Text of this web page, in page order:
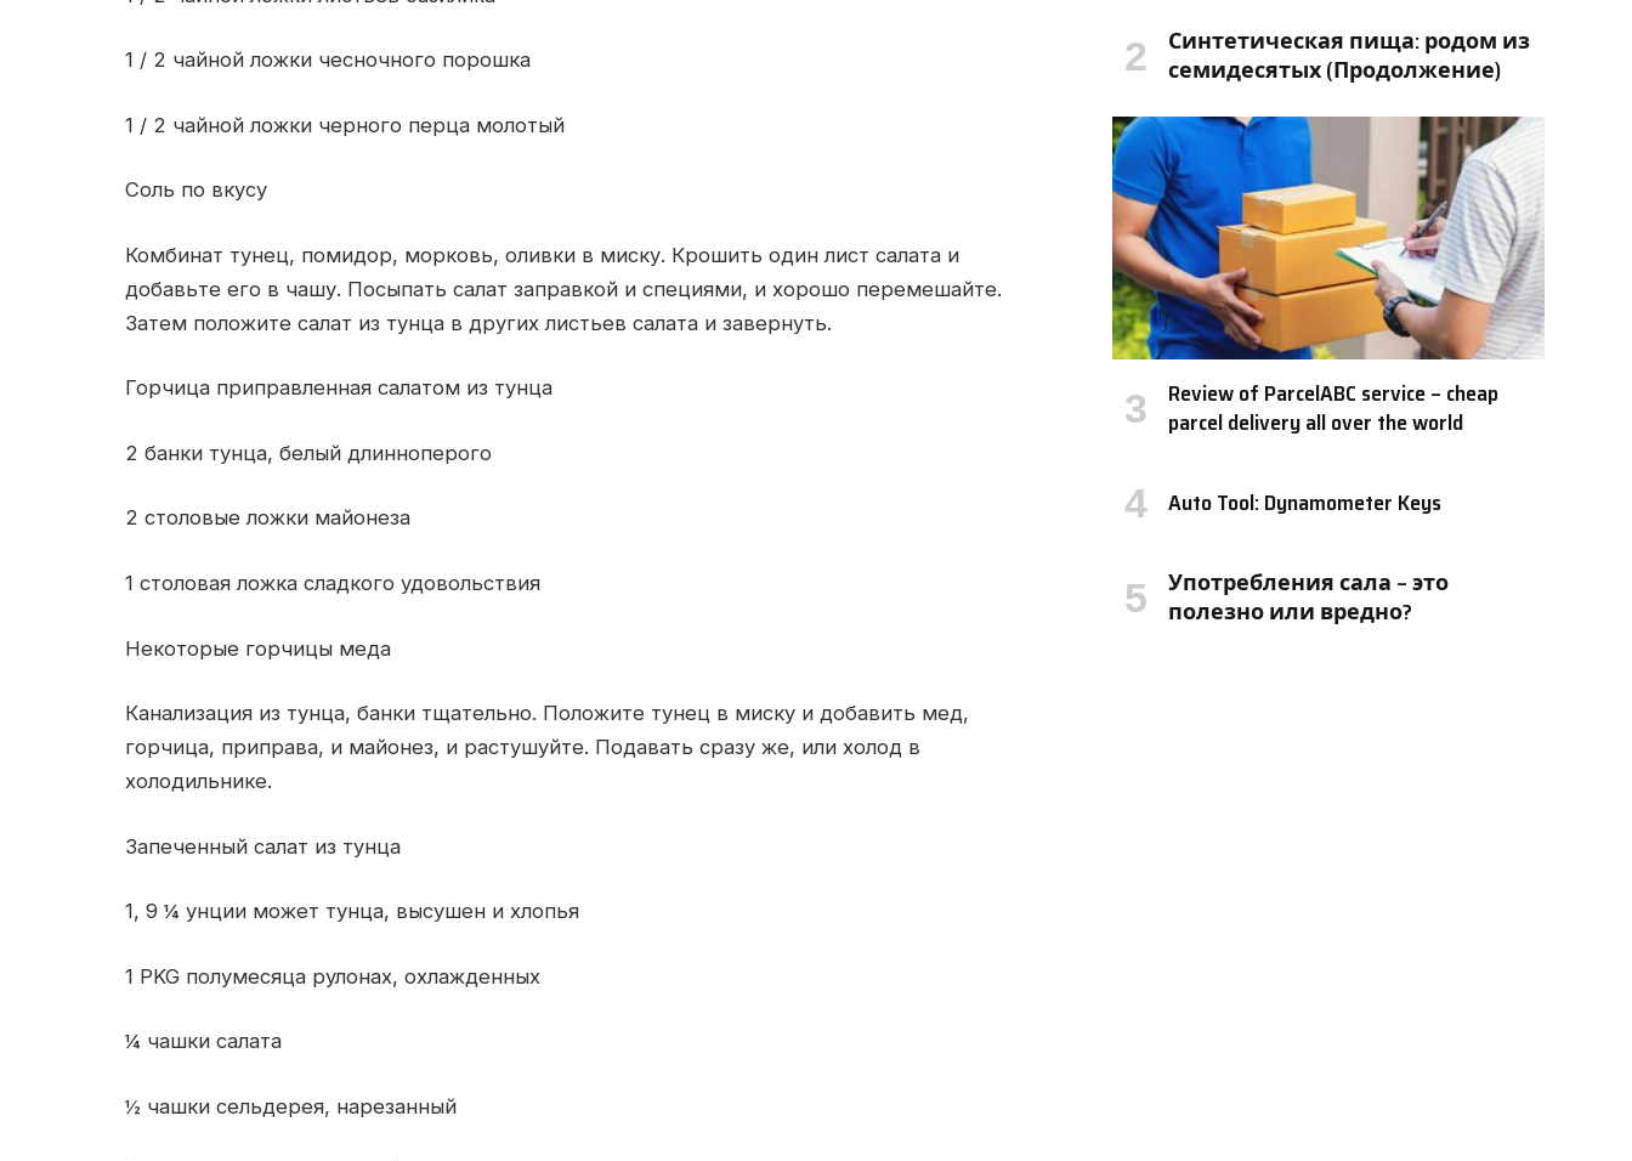
1 / 2 чайной ложки чесночного порошка
1 / 2 чайной ложки черного перца молотый
Соль по вкусу
Комбинат тунец, помидор, морковь, оливки в миску. Крошить один лист салата и
добавьте его в чашу. Посыпать салат заправкой и специями, и хорошо перемешайте.
Затем положите салат из тунца в других листьев салата и завернуть.
Горчица приправленная салатом из тунца
2 банки тунца, белый длинноперого
2 столовые ложки майонеза
1 столовая ложка сладкого удовольствия
Некоторые горчицы меда
Канализация из тунца, банки тщательно. Положите тунец в миску и добавить мед,
горчица, приправа, и майонез, и растушуйте. Подавать сразу же, или холод в
холодильнике.
Запеченный салат из тунца
1, 9 ¼ унции может тунца, высушен и хлопья
1 PKG полумесяца рулонах, охлажденных
¼ чашки салата
½ чашки сельдерея, нарезанный
Синтетическая пища: родом из
семидесятых (Продолжение)
Review of ParcelABC service – cheap
parcel delivery all over the world
Auto Tool: Dynamometer Keys
Употребления сала – это
полезно или вредно?